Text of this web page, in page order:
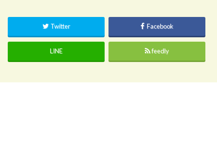
Twitter Facebook
LINE feedly